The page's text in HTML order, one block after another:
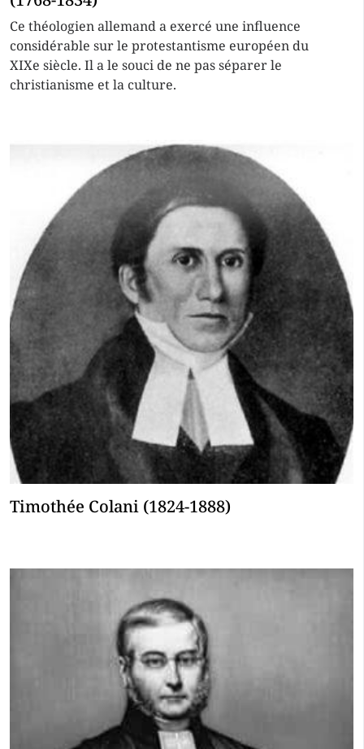
Ce théologien allemand a exercé une influence
considérable sur le protestantisme européen du
XIXe siècle. Il a le souci de ne pas séparer le
christianisme et la culture.
Timothée Colani (1824-1888)